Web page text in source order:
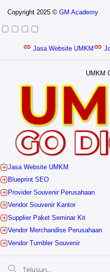
Copyright 2025 © GM Academy
Jasa Website UMKM
UMKM
Jasa Website UMKM
Blueprint SEO
Provider Souvenir Perusahaan
Vendor Souvenir Kantor
Supplier Paket Seminar Kit
Vendor Merchandise Perusahaan
Vendor Tumbler Souvenir